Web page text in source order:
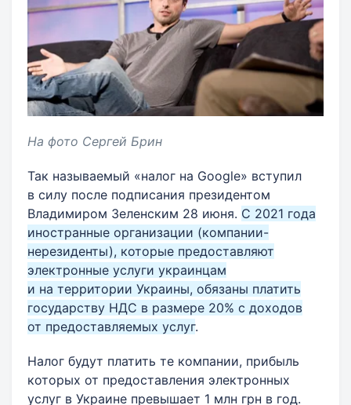
На фото Сергей Брин
Так называемый «налог на Google» вступил
в силу после подписания президентом
Владимиром Зеленским 28 июня. С 2021 года
иностранные организации (компании-
нерезиденты), которые предоставляют
электронные услуги украинцам
и на территории Украины, обязаны платить
государству НДС в размере 20% с доходов
от предоставляемых услуг.
Налог будут платить те компании, прибыль
которых от предоставления электронных
услуг в Украине превышает 1 млн грн в год.